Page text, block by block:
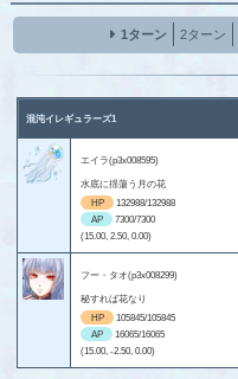
1ターン 2ターン
混沌イレギュラーズ1
エイラ(p3x008595)
水底に揺蕩う月の花
HP
132988/132988
AP
7300/7300
(15.00, 2.50, 0.00)
フー・タオ(p3x008299)
秘すれば花なり
HP
105845/105845
AP
16065/16065
(15.00, -2.50, 0.00)